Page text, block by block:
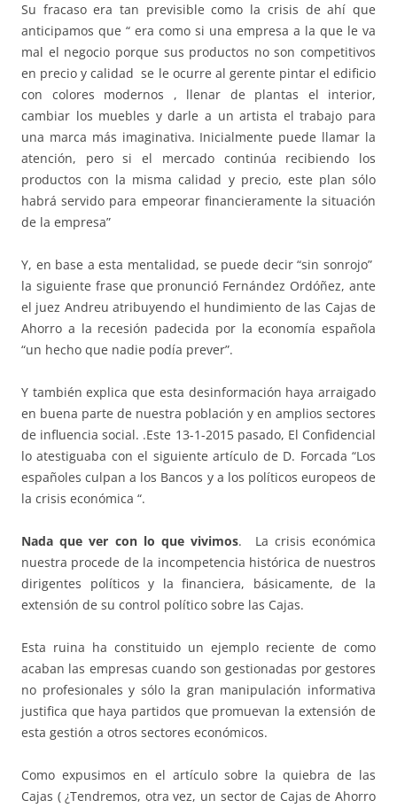
Su fracaso era tan previsible como la crisis de ahí que
anticipamos que “ era como si una empresa a la que le va
mal el negocio porque sus productos no son competitivos
en precio y calidad se le ocurre al gerente pintar el edificio
con colores modernos , llenar de plantas el interior,
cambiar los muebles y darle a un artista el trabajo para
una marca más imaginativa. Inicialmente puede llamar la
atención, pero si el mercado continúa recibiendo los
productos con la misma calidad y precio, este plan sólo
habrá servido para empeorar financieramente la situación
de la empresa”
Y, en base a esta mentalidad, se puede decir “sin sonrojo”
la siguiente frase que pronunció Fernández Ordóñez, ante
el juez Andreu atribuyendo el hundimiento de las Cajas de
Ahorro a la recesión padecida por la economía española
“un hecho que nadie podía prever”.
Y también explica que esta desinformación haya arraigado
en buena parte de nuestra población y en amplios sectores
de influencia social. .Este 13-1-2015 pasado, El Confidencial
lo atestiguaba con el siguiente artículo de D. Forcada “Los
españoles culpan a los Bancos y a los políticos europeos de
la crisis económica “.
Nada que ver con lo que vivimos. La crisis económica
nuestra procede de la incompetencia histórica de nuestros
dirigentes políticos y la financiera, básicamente, de la
extensión de su control político sobre las Cajas.
Esta ruina ha constituido un ejemplo reciente de como
acaban las empresas cuando son gestionadas por gestores
no profesionales y sólo la gran manipulación informativa
justifica que haya partidos que promuevan la extensión de
esta gestión a otros sectores económicos.
Como expusimos en el artículo sobre la quiebra de las
Cajas ( ¿Tendremos, otra vez, un sector de Cajas de Ahorro